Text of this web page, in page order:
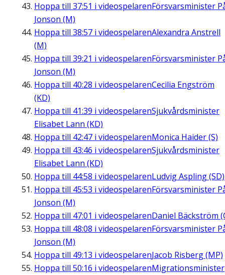
Hoppa till 37:51 i videospelarenFörsvarsminister
Jonson (M)
Hoppa till 38:57 i videospelarenAlexandra Anstrell
(M)
Hoppa till 39:21 i videospelarenFörsvarsminister
Jonson (M)
Hoppa till 40:28 i videospelarenCecilia Engström
(KD)
Hoppa till 41:39 i videospelarenSjukvårdsminister
Elisabet Lann (KD)
Hoppa till 42:47 i videospelarenMonica Haider (S)
Hoppa till 43:46 i videospelarenSjukvårdsminister
Elisabet Lann (KD)
Hoppa till 44:58 i videospelarenLudvig Aspling (SD)
Hoppa till 45:53 i videospelarenFörsvarsminister
Jonson (M)
Hoppa till 47:01 i videospelarenDaniel Bäckström
Hoppa till 48:08 i videospelarenFörsvarsminister
Jonson (M)
Hoppa till 49:13 i videospelarenJacob Risberg (MP)
Hoppa till 50:16 i videospelarenMigrationsminister